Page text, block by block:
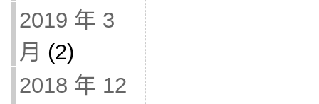
2019 年 3
月 (2)
2018 年 12